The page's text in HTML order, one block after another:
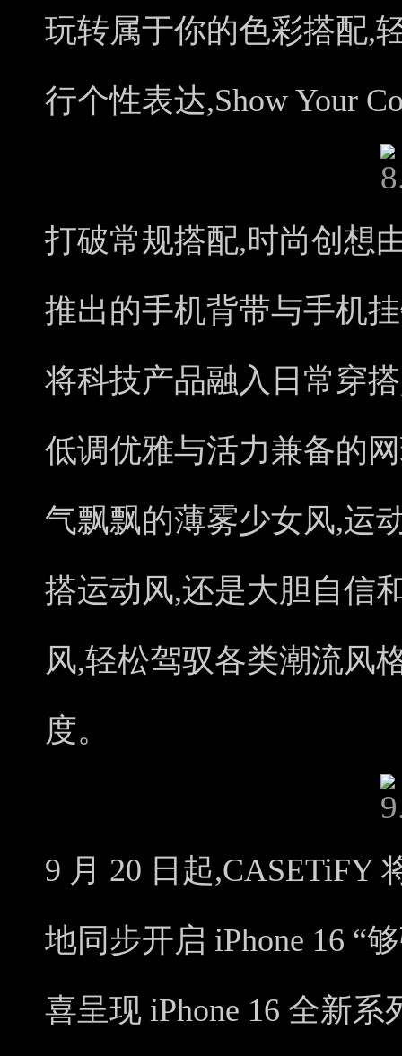
玩转属于你的色彩搭配,
行个性表达,Show Your
打破常规搭配,时尚创想
推出的手机背带与手机
将科技产品融入日常穿
低调优雅与活力兼备的
气飘飘的薄雾少女风,运
搭运动风,还是大胆自信
风,轻松驾驭各类潮流风
度。
9 月 20 日起,CASETiFY
地同步开启 iPhone 16 “
喜呈现 iPhone 16 全新